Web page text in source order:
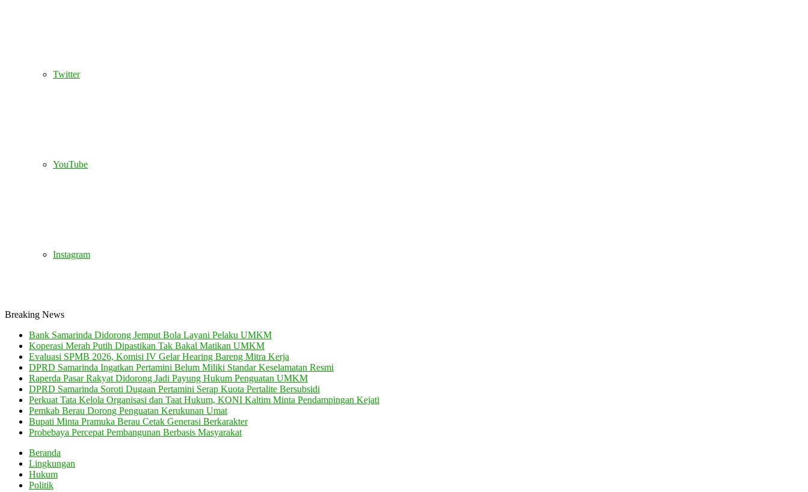
Twitter
YouTube
Instagram
Breaking News
Bank Samarinda Didorong Jemput Bola Layani Pelaku UMKM
Koperasi Merah Putih Dipastikan Tak Bakal Matikan UMKM
Evaluasi SPMB 2026, Komisi IV Gelar Hearing Bareng Mitra Kerja
DPRD Samarinda Ingatkan Pertamini Belum Miliki Standar Keselamatan Resmi
Raperda Pasar Rakyat Didorong Jadi Payung Hukum Penguatan UMKM
DPRD Samarinda Soroti Dugaan Pertamini Serap Kuota Pertalite Bersubsidi
Perkuat Tata Kelola Organisasi dan Taat Hukum, KONI Kaltim Minta Pendampingan Kejati
Pemkab Berau Dorong Penguatan Kerukunan Umat
Bupati Minta Pramuka Berau Cetak Generasi Berkarakter
Probebaya Percepat Pembangunan Berbasis Masyarakat
Beranda
Lingkungan
Hukum
Politik